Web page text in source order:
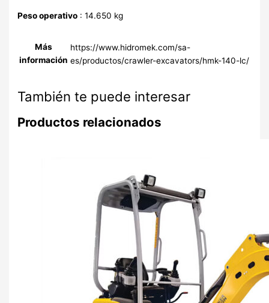
Peso operativo : 14.650 kg
Más
información
https://www.hidromek.com/sa-
es/productos/crawler-excavators/hmk-140-lc/
También te puede interesar
Productos relacionados